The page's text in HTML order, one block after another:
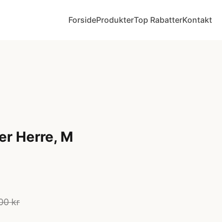
ForsideProdukterTop RabatterKontakt
Herre, M
kr